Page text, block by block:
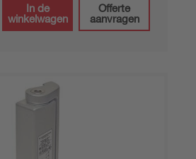
In de
winkelwagen
Offerte
aanvragen